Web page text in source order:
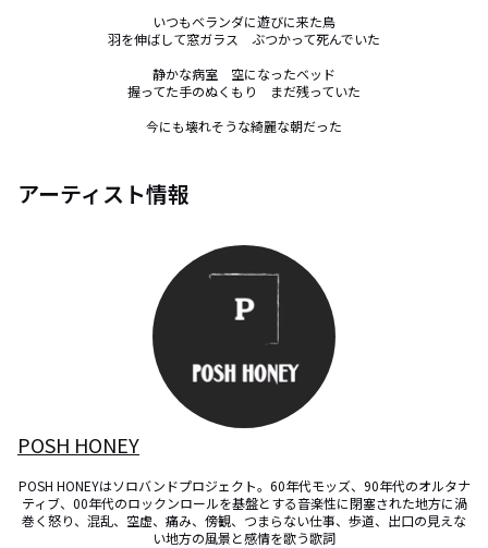
いつもベランダに遊びに来た鳥
羽を伸ばして窓ガラス　ぶつかって死んでいた
静かな病室　空になったベッド
握ってた手のぬくもり　まだ残っていた
今にも壊れそうな綺麗な朝だった
アーティスト情報
POSH HONEY
POSH HONEYはソロバンドプロジェクト。60年代モッズ、90年代のオルタナ
ティブ、00年代のロックンロールを基盤とする音楽性に閉塞された地方に渦
巻く怒り、混乱、空虚、痛み、傍観、つまらない仕事、歩道、出口の見えな
い地方の風景と感情を歌う歌詞